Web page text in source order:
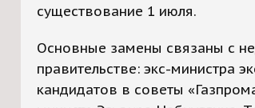
существование 1 июля.
Основные замены связаны с
правительстве: экс-министра
кандидатов в советы